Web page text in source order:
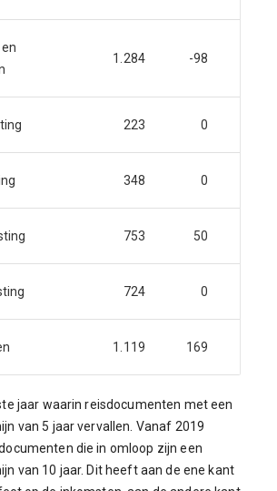
1.284 -98
223 0
348 0
753 50
724 0
1.119 169
jaar waarin reisdocumenten met een
van 5 jaar vervallen. Vanaf 2019
die in omloop zijn een
van 10 jaar. Dit heeft aan de ene kant